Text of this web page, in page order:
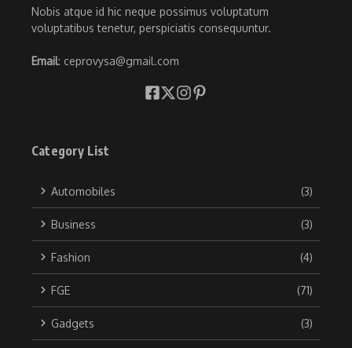
Nobis atque id hic neque possimus voluptatum
voluptatibus tenetur, perspiciatis consequuntur.
Email: ceprovysa@gmail.com
Category List
Automobiles (3)
Business (3)
Fashion (4)
FGE (71)
Gadgets (3)